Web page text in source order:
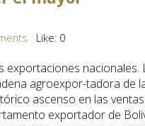
Like: 0
exportaciones nacionales.
agroexpor-tadora de
ascenso en las
exportador de